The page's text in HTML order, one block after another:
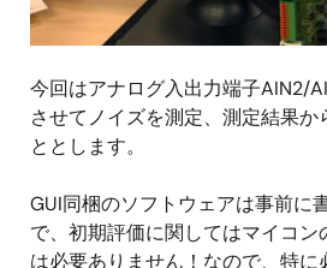
今回はアナログ入出力端子AIN2/
させてノイズを測定、測定結果か
ととします。
GUI同梱のソフトウェアは事前に
で、初期評価に関してはマイコン
は必要ありません！なので、特に